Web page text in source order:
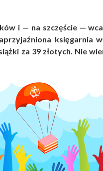
i — na szczęście —
księgarnia
za 39 złotych. Nie